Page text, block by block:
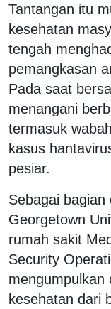
Tantangan itu
kesehatan
tengah
pemangkasan
Pada saat
menangani
termasuk
kasus
pesiar.
Sebagai bagian
Georgetown
rumah sakit
Security
mengumpulkan
kesehatan dari